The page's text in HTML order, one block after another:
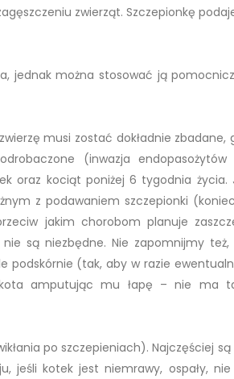
zwierząt. Szczepionkę
jednak można stosować ją
musi zostać dokładnie zbadane,
(inwazja endopasożytów
oraz kociąt poniżej 6 tygodnia życia.
z podawaniem szczepionki
jakim chorobom planuje
są niezbędne. Nie zapomnijmy też,
podskórnie (tak, aby w razie
amputując mu łapę – nie ma
po szczepieniach). Najczęściej są
jeśli kotek jest niemrawy, ospały,